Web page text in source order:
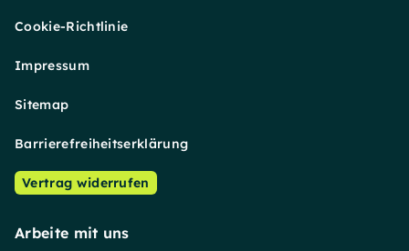
Cookie-Richtlinie
Impressum
Sitemap
Barrierefreiheitserklärung
Vertrag widerrufen
Arbeite mit uns